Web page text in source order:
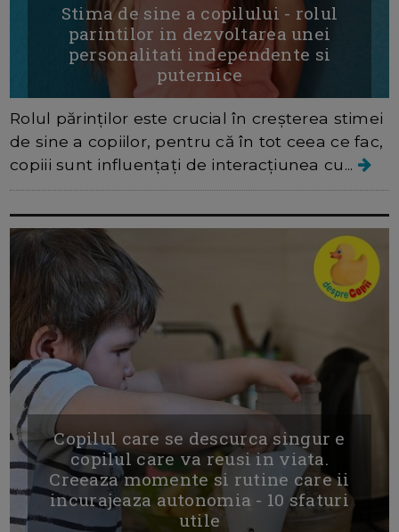
Stima de sine a copilului - rolul
parintilor in dezvoltarea unei
personalitati independente si
puternice
Rolul părinților este crucial în creșterea stimei
de sine a copiilor, pentru că în tot ceea ce fac,
copiii sunt influențați de interacțiunea cu...
Copilul care se descurca singur e
copilul care va reusi in viata.
Creeaza momente si rutine care ii
incurajeaza autonomia - 10 sfaturi
utile